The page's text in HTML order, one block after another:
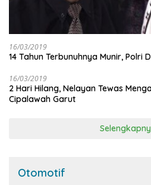
16/03/2019
14 Tahun Terbunuhnya Munir, Polri
16/03/2019
2 Hari Hilang, Nelayan Tewas
Cipalawah Garut
Otomotif